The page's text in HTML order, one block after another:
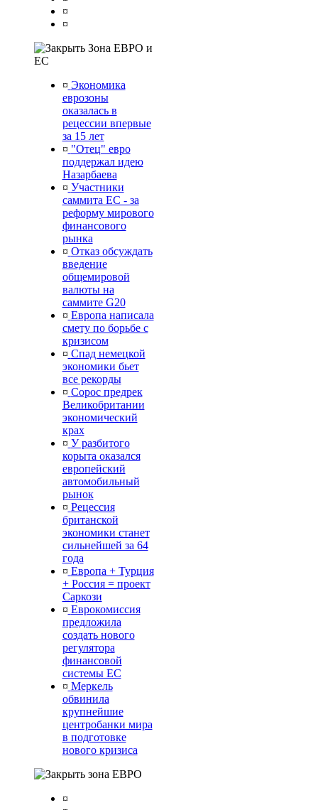
¤
¤
Зона ЕВРО и
ЕС
¤ Экономика
еврозоны
оказалась в
рецессии впервые
за 15 лет
¤ "Отец" евро
поддержал идею
Назарбаева
¤ Участники
саммита ЕС - за
реформу мирового
финансового
рынка
¤ Отказ обсуждать
введение
общемировой
валюты на
саммите G20
¤ Европа написала
смету по борьбе с
кризисом
¤ Спад немецкой
экономики бьет
все рекорды
¤ Сорос предрек
Великобритании
экономический
крах
¤ У разбитого
корыта оказался
европейский
автомобильный
рынок
¤ Рецессия
британской
экономики станет
сильнейшей за 64
года
¤ Европа + Турция
+ Россия = проект
Саркози
¤ Еврокомиссия
предложила
создать нового
регулятора
финансовой
системы ЕС
¤ Меркель
обвинила
крупнейшие
центробанки мира
в подготовке
нового кризиса
зона ЕВРО
¤